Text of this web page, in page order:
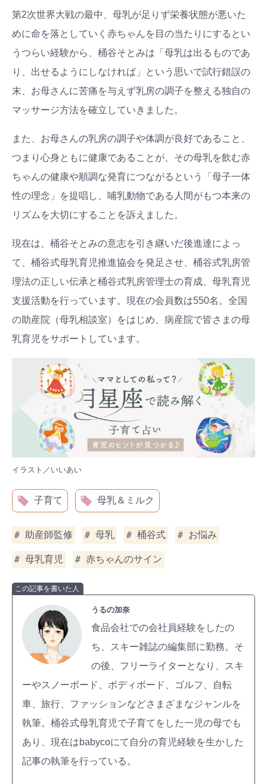
第2次世界大戦の最中、母乳が足りず栄養状態が悪いた
めに命を落としていく赤ちゃんを目の当たりにするとい
うつらい経験から、桶谷そとみは「母乳は出るものであ
り、出せるようにしなければ」という思いで試行錯誤の
末、お母さんに苦痛を与えず乳房の調子を整える独自の
マッサージ方法を確立していきました。
また、お母さんの乳房の調子や体調が良好であること、
つまり心身ともに健康であることが、その母乳を飲む赤
ちゃんの健康や順調な発育につながるという「母子一体
性の理念」を提唱し、哺乳動物である人間がもつ本来の
リズムを大切にすることを訴えました。
現在は、桶谷そとみの意志を引き継いだ後進達によっ
て、桶谷式母乳育児推進協会を発足させ、桶谷式乳房管
理法の正しい伝承と桶谷式乳房管理士の育成、母乳育児
支援活動を行っています。現在の会員数は550名。全国
の助産院（母乳相談室）をはじめ、病産院で皆さまの母
乳育児をサポートしています。
イラスト／いいあい
子育て 母乳＆ミルク
助産師監修 母乳 桶谷式 お悩み
母乳育児 赤ちゃんのサイン
この記事を書いた人
うるの加奈
食品会社での会社員経験をしたの
ち、スキー雑誌の編集部に勤務。そ
の後、フリーライターとなり、スキ
ーやスノーボード、ボディボード、ゴルフ、自転
車、旅行、ファッションなどさまざまなジャンルを
執筆。桶谷式母乳育児で子育てをした一児の母でも
あり、現在はbabycoにて自分の育児経験を生かした
記事の執筆を行っている。